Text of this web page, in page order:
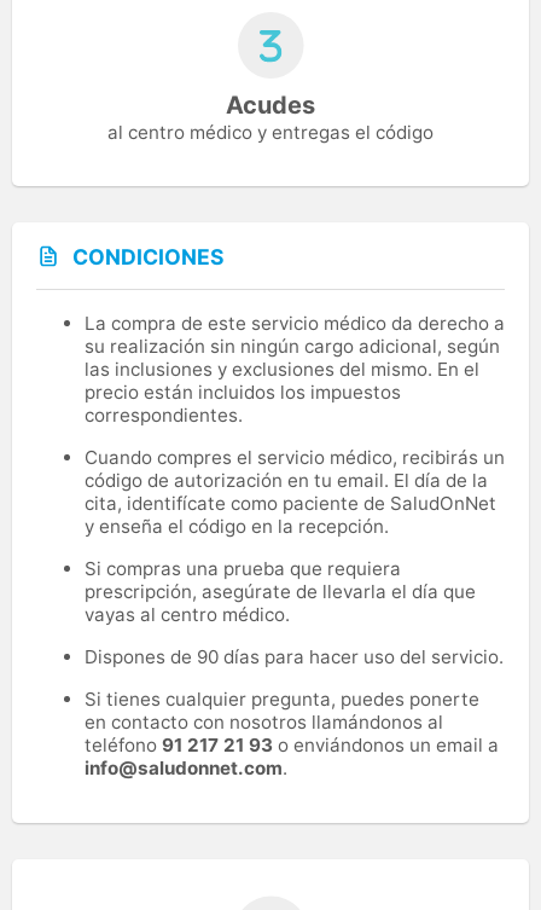
Acudes
al centro médico y entregas el código
CONDICIONES
La compra de este servicio médico da derecho a
su realización sin ningún cargo adicional, según
las inclusiones y exclusiones del mismo. En el
precio están incluidos los impuestos
correspondientes.
Cuando compres el servicio médico, recibirás un
código de autorización en tu email. El día de la
cita, identifícate como paciente de SaludOnNet
y enseña el código en la recepción.
Si compras una prueba que requiera
prescripción, asegúrate de llevarla el día que
vayas al centro médico.
Dispones de 90 días para hacer uso del servicio.
Si tienes cualquier pregunta, puedes ponerte
en contacto con nosotros llamándonos al
teléfono 91 217 21 93 o enviándonos un email a
info@saludonnet.com.